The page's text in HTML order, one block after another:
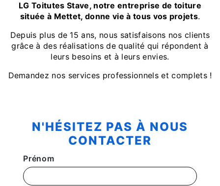
LG Toitutes Stave, notre entreprise de toiture
située à Mettet, donne vie à tous vos projets.
Depuis plus de 15 ans, nous satisfaisons nos clients
grâce à des réalisations de qualité qui répondent à
leurs besoins et à leurs envies.
Demandez nos services professionnels et complets !
N'HÉSITEZ PAS À NOUS
CONTACTER
Prénom